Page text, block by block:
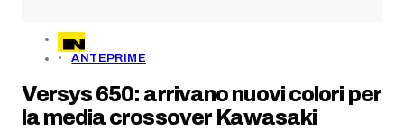
ANTEPRIME
Versys 650: arrivano nuovi colori per
la media crossover Kawasaki